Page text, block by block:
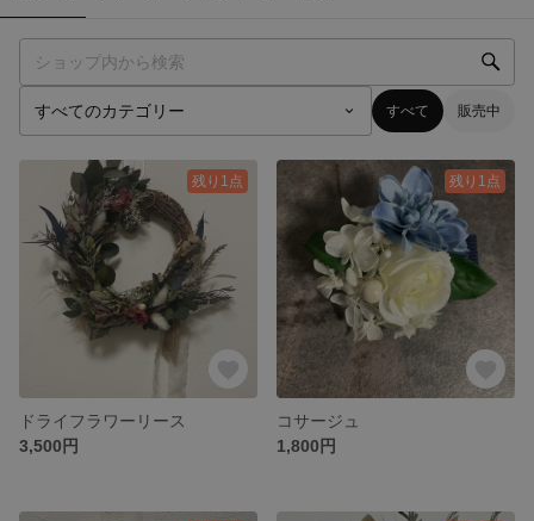
すべて 販売中
残り1点
ドライフラワーリース
3,500円
残り1点
コサージュ
1,800円